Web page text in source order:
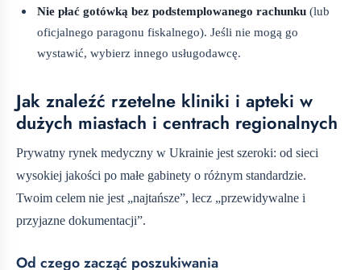
Nie płać gotówką bez podstemplowanego rachunku (lub
oficjalnego paragonu fiskalnego). Jeśli nie mogą go
wystawić, wybierz innego usługodawcę.
Jak znaleźć rzetelne kliniki i apteki w
dużych miastach i centrach regionalnych
Prywatny rynek medyczny w Ukrainie jest szeroki: od sieci
wysokiej jakości po małe gabinety o różnym standardzie.
Twoim celem nie jest „najtańsze”, lecz „przewidywalne i
przyjazne dokumentacji”.
Od czego zacząć poszukiwania